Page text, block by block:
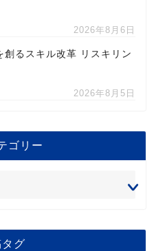
2026年8月6日
創るスキル改革 リスキリン
2026年8月5日
ゴリー
グ